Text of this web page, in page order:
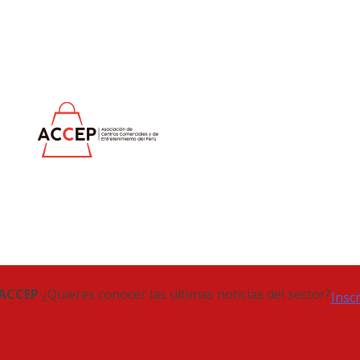
¿Quieres conocer las últimas noticias del sector?